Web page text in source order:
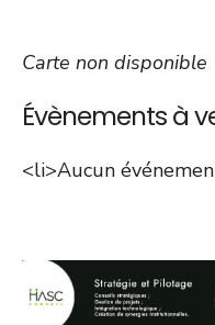
Carte non disponible
Évènements à
<li>Aucun